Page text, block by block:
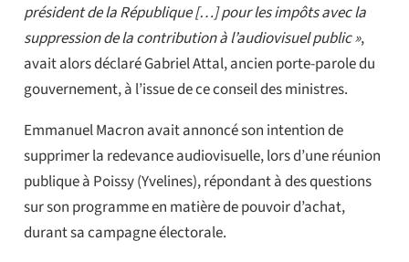
président de la République […] pour les impôts avec la
suppression de la contribution à l’audiovisuel public »,
avait alors déclaré Gabriel Attal, ancien porte-parole du
gouvernement, à l’issue de ce conseil des ministres.
Emmanuel Macron avait annoncé son intention de
supprimer la redevance audiovisuelle, lors d’une réunion
publique à Poissy (Yvelines), répondant à des questions
sur son programme en matière de pouvoir d’achat,
durant sa campagne électorale.